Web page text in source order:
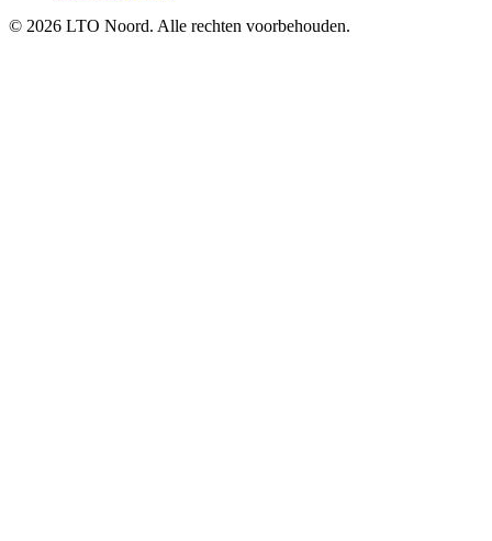
© 2026 LTO Noord. Alle rechten voorbehouden.